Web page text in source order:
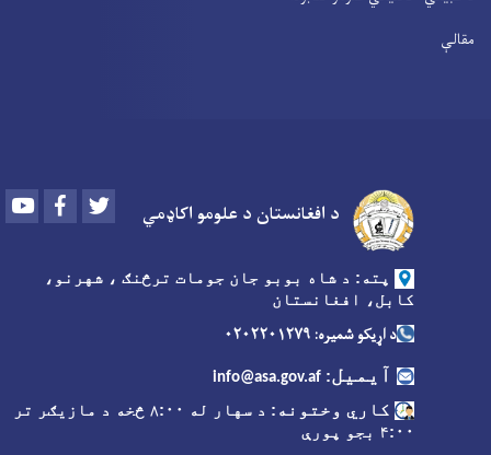
مقالې
د افغانستان د علومو اکاډمي Youtube Facebook
پته: د شاه بوبو جان جومات ترڅنګ ، شهرنو،
کابل، افغانستان
د اړیکو شمیره: ۰۲۰۲۲۰۱۲۷۹
آیمیل:
info@asa.gov.af
کاري وختونه
: د سهار له ۸:۰۰ څخه د مازیګر تر
۴:۰۰ بجو پورې